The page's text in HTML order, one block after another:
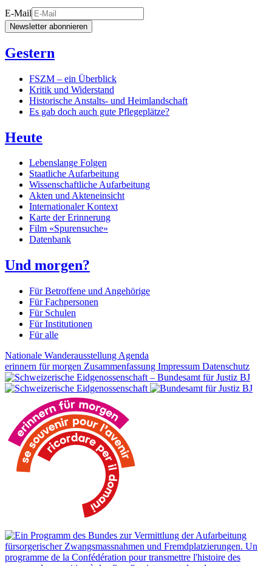
E-Mail
Newsletter abonnieren
Gestern
FSZM – ein Überblick
Kritik und Widerstand
Historische Anstalts- und Heimlandschaft
Es gab doch auch gute Pflegeplätze?
Heute
Lebenslange Folgen
Staatliche Aufarbeitung
Wissenschaftliche Aufarbeitung
Akten und Akteneinsicht
Internationaler Kontext
Karte der Erinnerung
Film «Spurensuche»
Datenbank
Und morgen?
Für Betroffene und Angehörige
Für Fachpersonen
Für Schulen
Für Institutionen
Für alle
Nationale Wanderausstellung Agenda
erinnern für morgen Zusammenfassung Impressum Datenschutz